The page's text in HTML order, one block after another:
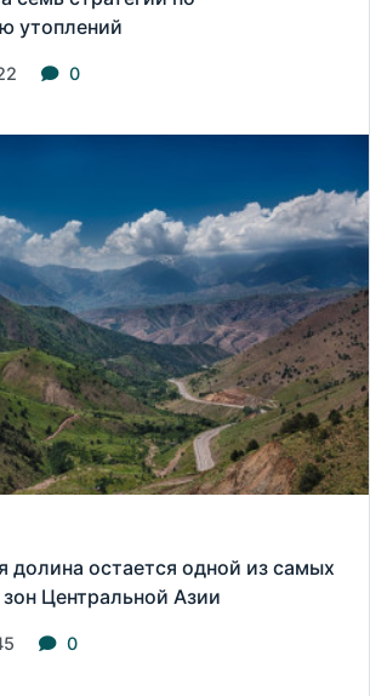
утоплений
0
долина остается одной из самых
Центральной Азии
0